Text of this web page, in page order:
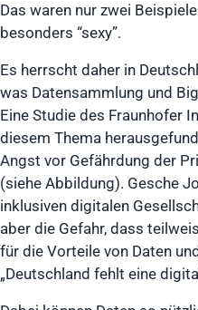
Das waren nur zwei
besonders “sexy”.
Es herrscht daher in
was Datensammlung und
Eine Studie des Fraunhofer
diesem Thema
Angst vor Gefährdung der
(siehe Abbildung). Gesche
inklusiven digitalen
aber die Gefahr, dass
für die Vorteile von Daten
„Deutschland fehlt eine